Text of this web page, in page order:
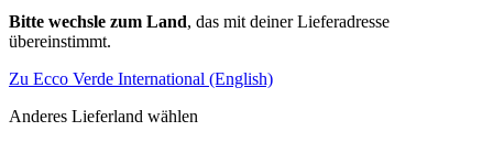
Bitte wechsle zum Land, das mit deiner Lieferadresse
übereinstimmt.
Zu Ecco Verde International (English)
Anderes Lieferland wählen